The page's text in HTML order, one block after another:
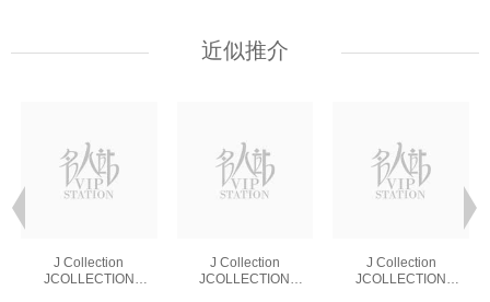
近似推介
J Collection
JCOLLECTION
J Collection
JCOLLECTION
J Collection
JCOLLECTION